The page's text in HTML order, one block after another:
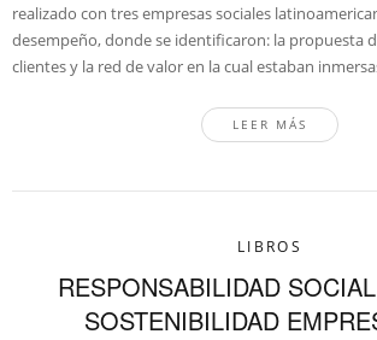
realizado con tres empresas sociales
desempeño, donde se identificaron: la propuesta
clientes y la red de valor en la cual estaban
LEER MÁS
LIBROS
RESPONSABILIDAD
SOSTENIBILIDAD